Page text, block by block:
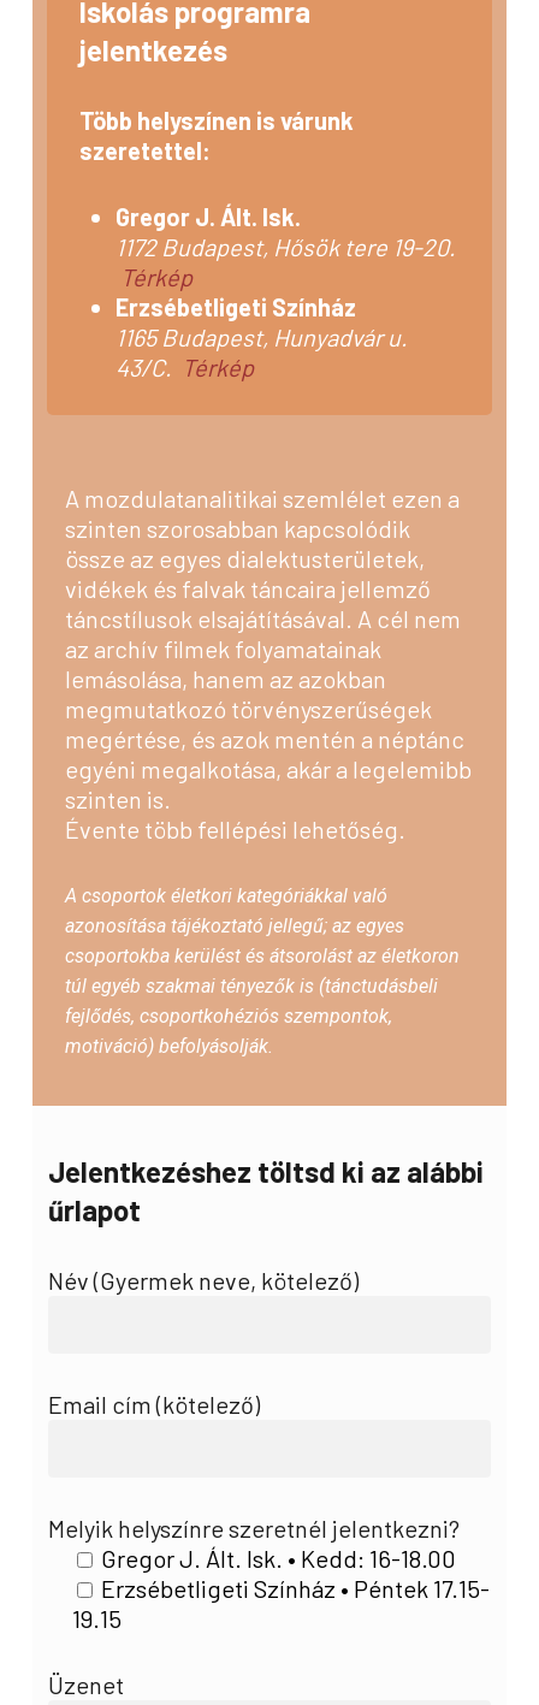
Iskolás programra
jelentkezés
Több helyszínen is várunk
szeretettel:
Gregor J. Ált. Isk.
1172 Budapest, Hősök tere 19-20.
Térkép
Erzsébetligeti Színház
1165 Budapest, Hunyadvár u.
43/C. Térkép
A mozdulatanalitikai szemlélet ezen a
szinten szorosabban kapcsolódik
össze az egyes dialektusterületek,
vidékek és falvak táncaira jellemző
táncstílusok elsajátításával. A cél nem
az archív filmek folyamatainak
lemásolása, hanem az azokban
megmutatkozó törvényszerűségek
megértése, és azok mentén a néptánc
egyéni megalkotása, akár a legelemibb
szinten is.
Évente több fellépési lehetőség.
A csoportok életkori kategóriákkal való
azonosítása tájékoztató jellegű; az egyes
csoportokba kerülést és átsorolást az életkoron
túl egyéb szakmai tényezők is (tánctudásbeli
fejlődés, csoportkohéziós szempontok,
motiváció) befolyásolják.
Jelentkezéshez töltsd ki az alábbi
űrlapot
Név (Gyermek neve, kötelező)
Email cím (kötelező)
Melyik helyszínre szeretnél jelentkezni?
Gregor J. Ált. Isk. • Kedd: 16-18.00
Erzsébetligeti Színház • Péntek 17.15-
19.15
Üzenet